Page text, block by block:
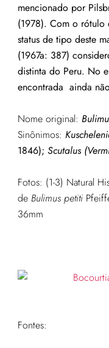
mencionado por
(1978). Com o
status de tipo deste
(1967a: 387)
distinta do Peru. No
encontrada ainda
Nome original:
Sinônimos:
1846); Scutalus
Fotos: (1-3) Natural
de Bulimus petiti
36mm
Fontes: